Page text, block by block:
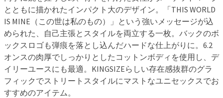
とともに描かれたインパクト大のデザイン。「THIS WORLD
IS MINE（この世は私のもの）」という強いメッセージが込
められた、自己主張とスタイルを両立する一枚。バックのボ
ックスロゴも弾痕を落とし込んだハードな仕上がりに。6.2
オンスの肉厚でしっかりとしたコットンボディを使用し、デ
イリーユースにも最適。KINGSIZEらしい存在感抜群のグラ
フィックでストリートスタイルにマストなユニセックスでお
すすめのアイテム。